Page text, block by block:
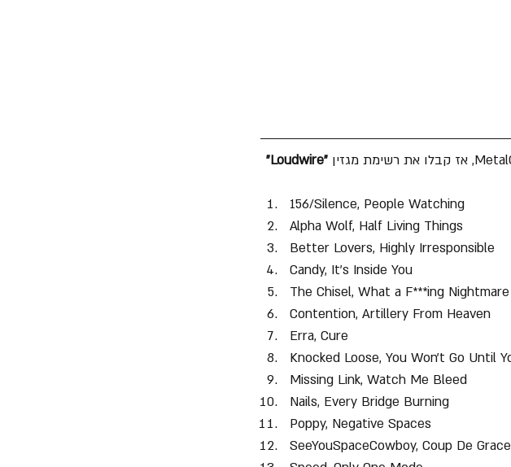
"Loudwire"
156/Silence, People Watching
Alpha Wolf, Half Living Things
Better Lovers, Highly Irresponsible
Candy, It's Inside You
The Chisel, What a F***ing Nightmare
Contention, Artillery From Heaven
Erra, Cure
Knocked Loose, You Won't Go Until
Missing Link, Watch Me Bleed
Nails, Every Bridge Burning
Poppy, Negative Spaces
SeeYouSpaceCowboy, Coup De Grace